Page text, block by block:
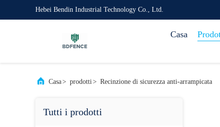
Hebei Bendin Industrial Technology Co., Ltd.
Casa
Casa> prodotti> Recinzione di sicurezza anti-arrampicata
Tutti i prodotti